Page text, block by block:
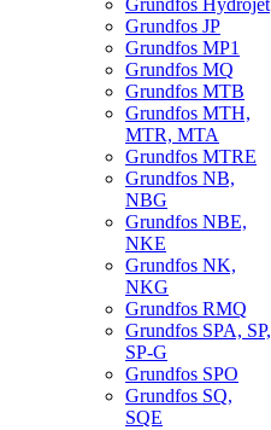
Grundfos Hydrojet
Grundfos JP
Grundfos MP1
Grundfos MQ
Grundfos MTB
Grundfos MTH,
MTR, MTA
Grundfos MTRE
Grundfos NB,
NBG
Grundfos NBE,
NKE
Grundfos NK,
NKG
Grundfos RMQ
Grundfos SPA, SP,
SP-G
Grundfos SPO
Grundfos SQ,
SQE